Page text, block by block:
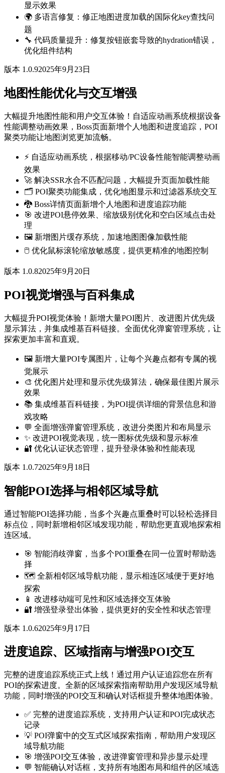
显示效果
🌍 多语言修复：修正地图进度加载的国际化key查找问
题
🔧 代码质量提升：修复按钮嵌套导致的hydration错误，
优化组件结构
版本 1.0.92025年9月23日
地图性能优化与交互增强
大幅提升地图性能和用户交互体验！自适应动画系统根据设备
性能调整动画效果，Boss页面新增个人地图和进度追踪，POI
聚类功能让地图浏览更加流畅。
⚡ 自适应动画系统，根据移动/PC设备性能智能调整动画
效果
🚀 解决SSR水合不匹配问题，大幅提升页面加载性能
🗂️ POI聚类功能集成，优化地图显示和过滤器系统交互
🐉 Boss详情页面新增个人地图和进度追踪功能
🎯 改进POI悬停效果、缩放级别优化和空白区域点击处
理
🖼️ 新增图片缓存系统，加速地图图像加载性能
🖱️ 优化鼠标滚轮缩放敏感度，提供更精准的地图控制
版本 1.0.82025年9月20日
POI视觉增强与百科集成
大幅提升POI视觉体验！新增大量POI图片、改进图片优先级
显示算法，并集成维基百科链接。全面优化弹窗管理系统，让
探索更加丰富和直观。
🖼️ 新增大量POI专属图片，让每个兴趣点都有专属的视
觉展示
🎨 优化图片处理和显示优先级算法，确保最佳图片展示
效果
📚 集成维基百科链接，为POI提供详细的背景信息和游
戏攻略
💬 全面增强弹窗管理系统，改进分类图片和布局显示
✨ 改进POI视觉表现，统一图标优先级和显示标准
🔐 优化认证状态管理，提升登录体验和性能表现
版本 1.0.72025年9月18日
智能POI选择与相邻区域导航
通过智能POI选择功能，当多个兴趣点重叠时可以轻松选择目
标点位，同时新增相邻区域发现功能，帮助您更直观地探索相
连区域。
🎯 智能消歧弹窗，当多个POI重叠在同一位置时帮助选
择
🗺️ 全新相邻区域导航功能，显示相连区域便于更好地
探索
📱 改进移动端可见性和区域选择交互体验
🔐 增强登录登出体验，提供更好的安全性和状态管理
版本 1.0.62025年9月17日
进度追踪、区域指南与增强POI交互
完整的进度追踪系统正式上线！通过用户认证追踪您在所有
POI的探索进度。全新的区域探索指南帮助用户发现区域导航
功能，同时增强的POI交互和确认对话框提升整体地图体验。
✅ 完整的进度追踪系统，支持用户认证和POI完成状态
记录
💡 POI弹窗中的交互式区域探索指南，帮助用户发现区
域导航功能
🎯 增强POI交互体验，改进弹窗管理和异步显示处理
💬 智能确认对话框，支持所有地图布局和组件的区域选